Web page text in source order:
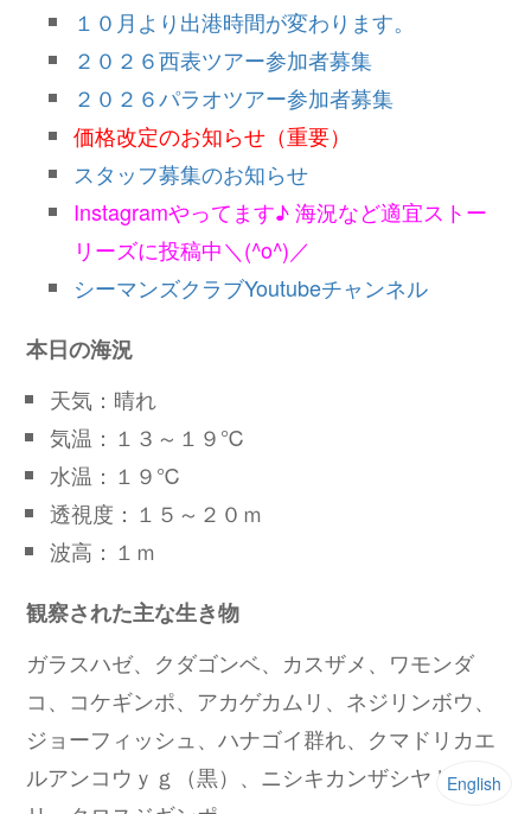
１０月より出港時間が変わります。
２０２６西表ツアー参加者募集
２０２６パラオツアー参加者募集
価格改定のお知らせ（重要）
スタッフ募集のお知らせ
Instagramやってます♪ 海況など適宜ストー
リーズに投稿中＼(^o^)／
シーマンズクラブYoutubeチャンネル
本日の海況
天気：晴れ
気温：１３～１９℃
水温：１９℃
透視度：１５～２０ｍ
波高：１ｍ
観察された主な生き物
ガラスハゼ、クダゴンベ、カスザメ、ワモンダ
コ、コケギンポ、アカゲカムリ、ネジリンボウ、
ジョーフィッシュ、ハナゴイ群れ、クマドリカエ
ルアンコウｙｇ（黒）、ニシキカンザシヤドカEnglish